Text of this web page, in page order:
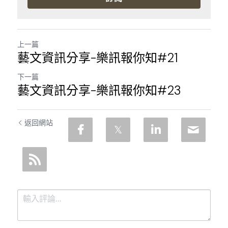
上一篇
藝文資訊分享-樂訊報你知#21
下一篇
藝文資訊分享-樂訊報你知#23
返回網站